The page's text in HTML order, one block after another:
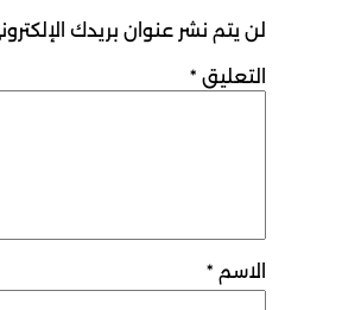
لن يتم نشر عنوان بريدك
التعليق *
الاسم *